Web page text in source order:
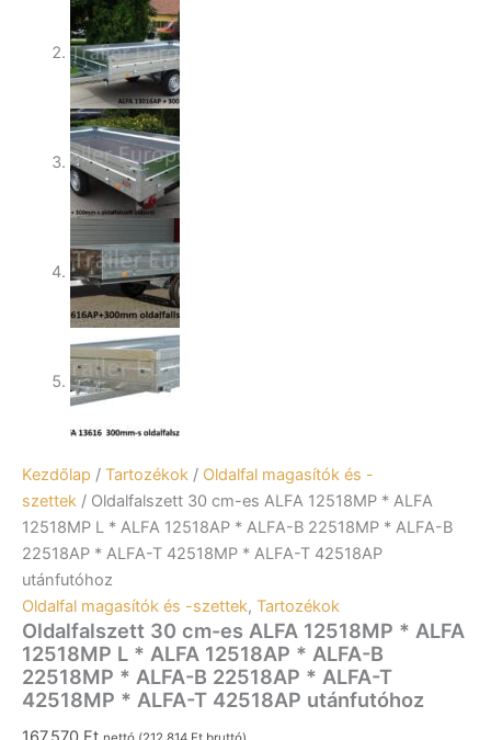
Kezdőlap / Tartozékok / Oldalfal magasítók és -
szettek / Oldalfalszett 30 cm-es ALFA 12518MP * ALFA
12518MP L * ALFA 12518AP * ALFA-B 22518MP * ALFA-B
22518AP * ALFA-T 42518MP * ALFA-T 42518AP
utánfutóhoz
Oldalfal magasítók és -szettek, Tartozékok
Oldalfalszett 30 cm-es ALFA 12518MP * ALFA
12518MP L * ALFA 12518AP * ALFA-B
22518MP * ALFA-B 22518AP * ALFA-T
42518MP * ALFA-T 42518AP utánfutóhoz
42518AP
utánfutóhoz
mennyiség